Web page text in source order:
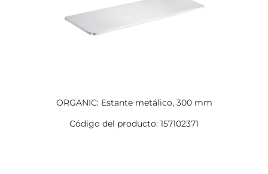
ORGANIC: Estante metálico, 300 mm
Código del producto: 157102371